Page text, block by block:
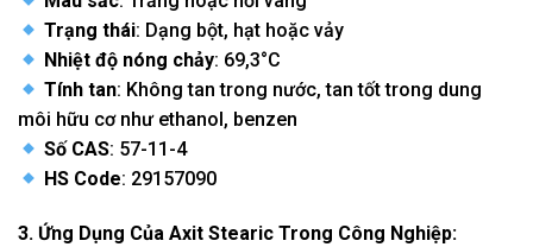
Trạng thái: Dạng bột, hạt hoặc vảy
Nhiệt độ nóng chảy: 69,3°C
Tính tan: Không tan trong nước, tan tốt trong dung
môi hữu cơ như ethanol, benzen
Số CAS: 57-11-4
HS Code: 29157090
3. Ứng Dụng Của Axit Stearic Trong Công Nghiệp: